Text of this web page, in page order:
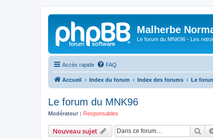
Malherbe
Le forum du MNK96 - Les
Accès rapide FAQ
Accueil Index du forum Index des forums Le
Le forum du MNK96
Modérateur : Responsables
Nouveau sujet